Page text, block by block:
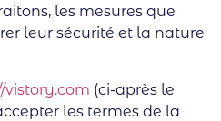
les mesures que
leur sécurité et la nature
vistory.com (ci-après le
les termes de la